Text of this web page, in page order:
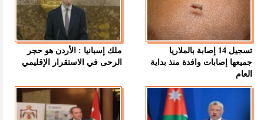
تسجيل 14 إصابة بالملاريا
جميعها إصابات وافدة منذ بداية
العام
ملك إسبانيا : الأردن هو حجر
الرحى في الاستقرار الإقليمي